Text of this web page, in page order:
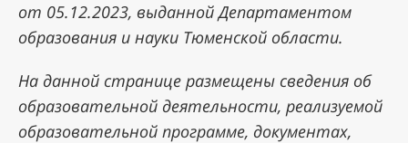
от 05.12.2023, выданной Департаментом
образования и науки Тюменской области.
На данной странице размещены сведения об
образовательной деятельности, реализуемой
образовательной программе, документах,